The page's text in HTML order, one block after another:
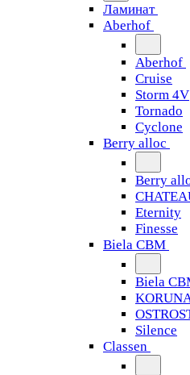
Ламинат
Aberhof
Aberhof
Cruise
Storm 4V
Tornado
Сyclone
Berry alloc
Berry
Eternity
Finesse
Biela CBM
Biela
Silence
Classen